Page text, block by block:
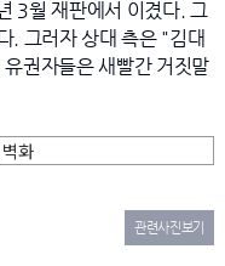
3월 재판에서 이겼다. 그
. 그러자 상대 측은 "김대
권자들은 새빨간 거짓말
관련사진보기